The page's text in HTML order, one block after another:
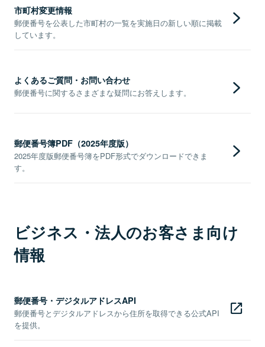
市町村変更情報
郵便番号を公表した市町村の一覧を実施日の新しい順に掲載
しています。
よくあるご質問・お問い合わせ
郵便番号に関するさまざまな疑問にお答えします。
郵便番号簿PDF（2025年度版）
2025年度版郵便番号簿をPDF形式でダウンロードできま
す。
ビジネス・法人のお客さま向け
情報
郵便番号・デジタルアドレスAPI
郵便番号とデジタルアドレスから住所を取得できる公式API
を提供。